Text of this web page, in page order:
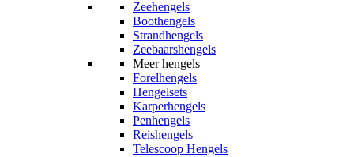
Zeehengels
Boothengels
Strandhengels
Zeebaarshengels
Meer hengels
Forelhengels
Hengelsets
Karperhengels
Penhengels
Reishengels
Telescoop Hengels